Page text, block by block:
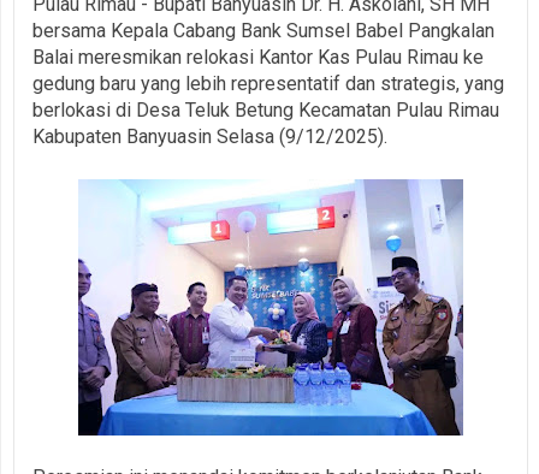
bersama Kepala Cabang Bank Sumsel Babel Pangkalan
Balai meresmikan relokasi Kantor Kas Pulau Rimau ke
gedung baru yang lebih representatif dan strategis, yang
berlokasi di Desa Teluk Betung Kecamatan Pulau Rimau
Kabupaten Banyuasin Selasa (9/12/2025).